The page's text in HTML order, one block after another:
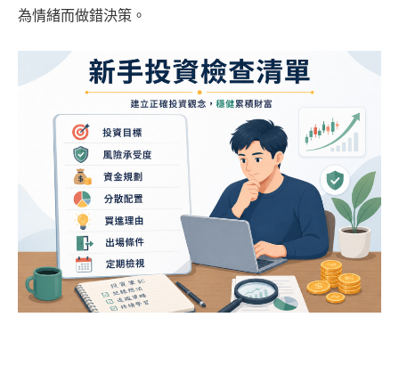
為情緒而做錯決策。